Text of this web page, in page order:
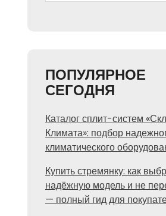
ПОПУЛЯРНОЕ
СЕГОДНЯ
Каталог сплит-систем
Климата»: подбор
климатического
Купить стремянку: как
надёжную модель и не
— полный гид для